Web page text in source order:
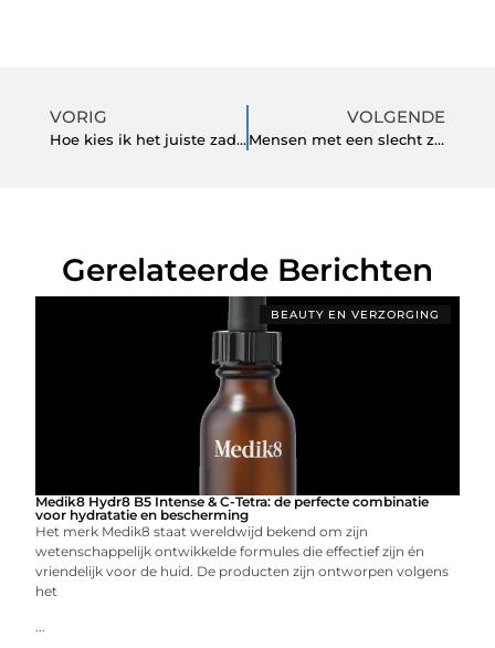
VORIG
Hoe kies ik het juiste zadeldek voor mijn paard?
VOLGENDE
Mensen met een slecht zelfbeeld
Gerelateerde Berichten
BEAUTY EN VERZORGING
Medik8 Hydr8 B5 Intense & C-Tetra: de perfecte combinatie
voor hydratatie en bescherming
Het merk Medik8 staat wereldwijd bekend om zijn
wetenschappelijk ontwikkelde formules die effectief zijn én
vriendelijk voor de huid. De producten zijn ontworpen volgens
het
...